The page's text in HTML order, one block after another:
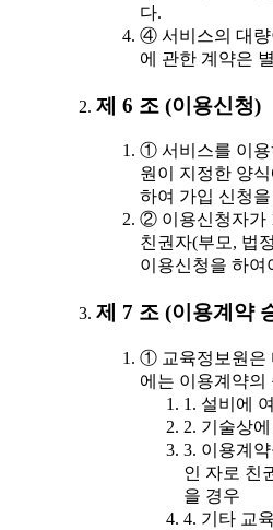
다.
④ 서비스의 대량
에 관한 계약은
제 6 조 (이용신청)
① 서비스를 이용
원이 지정한 양
하여 가입 신청
② 이용신청자가
친권자(부모, 법
이용신청을 하여
제 7 조 (이용계약
① 교육정보원은
에는 이용계약의
1. 설비에
2. 기술상
3. 이용계
인 자로 친
을 경우
4. 기타 교